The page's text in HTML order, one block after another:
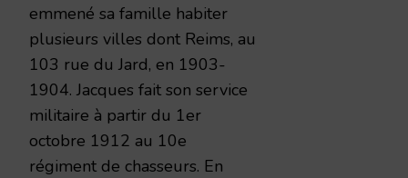
emmené sa famille habiter
plusieurs villes dont Reims, au
103 rue du Jard, en 1903-
1904. Jacques fait son service
militaire à partir du 1er
octobre 1912 au 10e
régiment de chasseurs. En